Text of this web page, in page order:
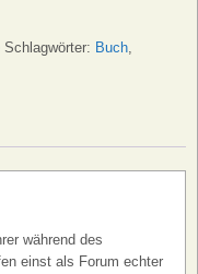
Schlagwörter: Buch,
während des
einst als Forum echter